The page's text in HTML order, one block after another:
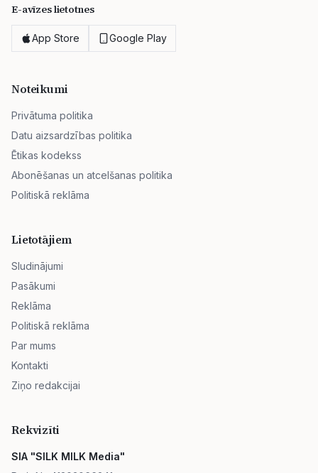
E-avīzes lietotnes
App Store Google Play
Noteikumi
Privātuma politika
Datu aizsardzības politika
Ētikas kodekss
Abonēšanas un atcelšanas politika
Politiskā reklāma
Lietotājiem
Sludinājumi
Pasākumi
Reklāma
Politiskā reklāma
Par mums
Kontakti
Ziņo redakcijai
Rekvizīti
SIA "SILK MILK Media"